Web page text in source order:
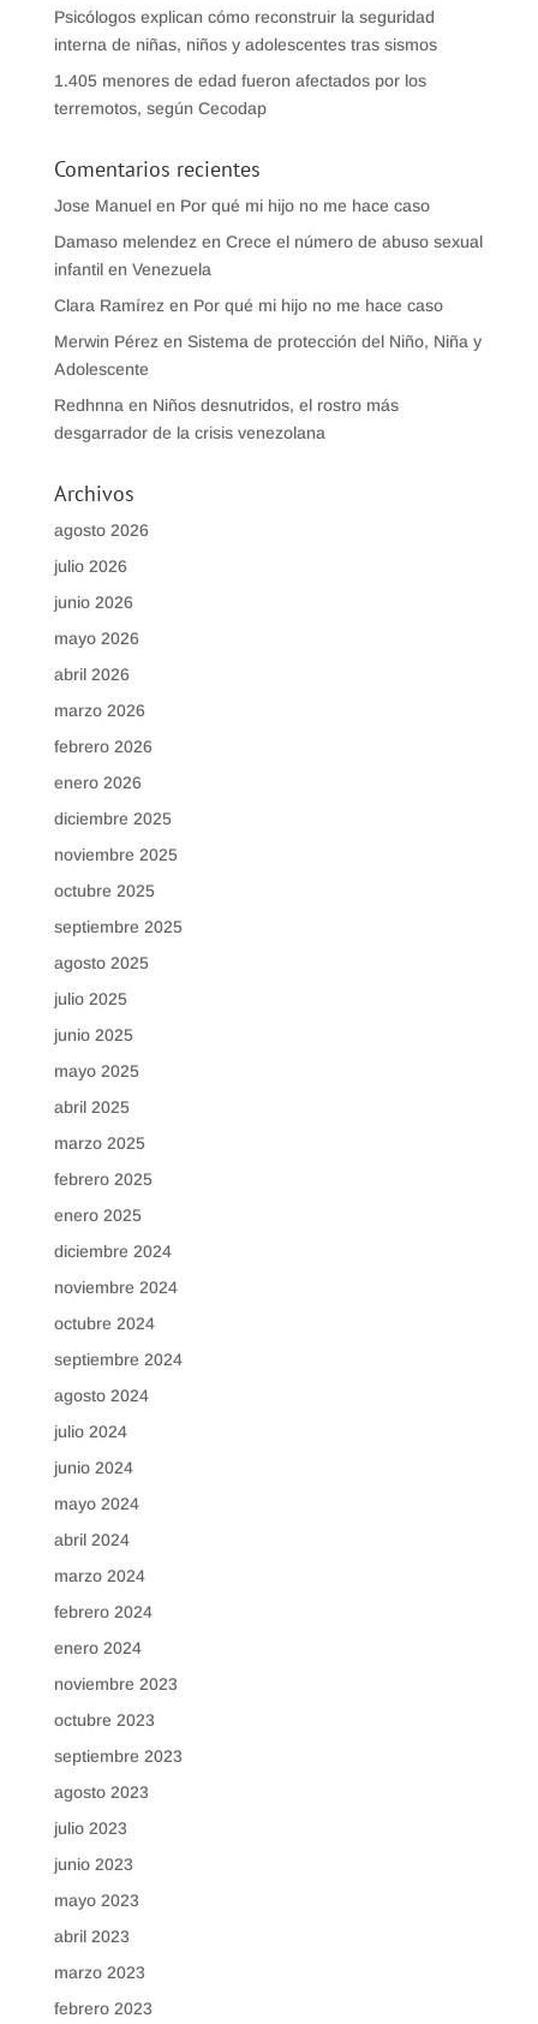
Psicólogos explican cómo reconstruir la seguridad
interna de niñas, niños y adolescentes tras sismos
1.405 menores de edad fueron afectados por los
terremotos, según Cecodap
Comentarios recientes
Jose Manuelen Por qué mi hijo no me hace caso
Damaso melendez en Crece el número de abuso sexual
infantil en Venezuela
Clara Ramírez en Por qué mi hijo no me hace caso
Merwin Pérez en Sistema de protección del Niño, Niña y
Adolescente
Redhnna en Niños desnutridos, el rostro más
desgarrador de la crisis venezolana
Archivos
agosto 2026
julio 2026
junio 2026
mayo 2026
abril 2026
marzo 2026
febrero 2026
enero 2026
diciembre 2025
noviembre 2025
octubre 2025
septiembre 2025
agosto 2025
julio 2025
junio 2025
mayo 2025
abril 2025
marzo 2025
febrero 2025
enero 2025
diciembre 2024
noviembre 2024
octubre 2024
septiembre 2024
agosto 2024
julio 2024
junio 2024
mayo 2024
abril 2024
marzo 2024
febrero 2024
enero 2024
noviembre 2023
octubre 2023
septiembre 2023
agosto 2023
julio 2023
junio 2023
mayo 2023
abril 2023
marzo 2023
febrero 2023